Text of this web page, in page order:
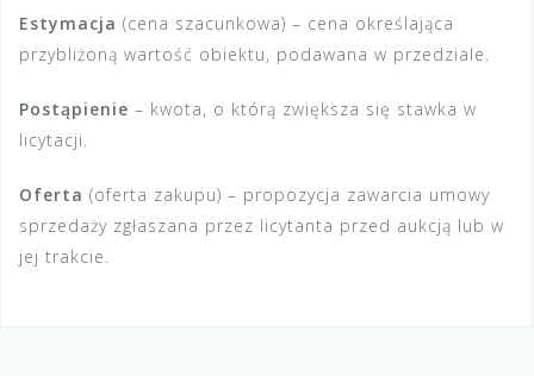
Estymacja (cena szacunkowa) – cena określająca
przybliżoną wartość obiektu, podawana w przedziale.
Postąpienie – kwota, o którą zwiększa się stawka w
licytacji.
Oferta (oferta zakupu) – propozycja zawarcia umowy
sprzedaży zgłaszana przez licytanta przed aukcją lub w
jej trakcie.